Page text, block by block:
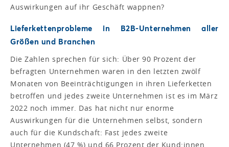
Auswirkungen auf ihr Geschäft wappnen?
Lieferkettenprobleme in B2B-Unternehmen aller
Größen und Branchen
Die Zahlen sprechen für sich: Über 90 Prozent der
befragten Unternehmen waren in den letzten zwölf
Monaten von Beeinträchtigungen in ihren Lieferketten
betroffen und jedes zweite Unternehmen ist es im März
2022 noch immer. Das hat nicht nur enorme
Auswirkungen für die Unternehmen selbst, sondern
auch für die Kundschaft: Fast jedes zweite
Unternehmen (47 %) und 66 Prozent der Kund:innen